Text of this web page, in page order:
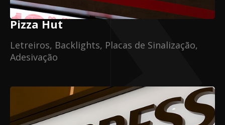
Pizza Hut
Letreiros, Backlights, Placas de Sinalização,
Adesivação